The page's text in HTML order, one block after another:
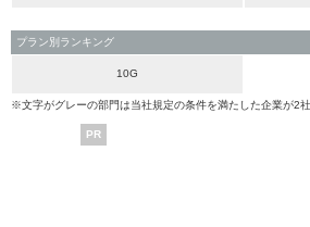
プラン別ランキング
10G
※文字がグレーの部門は当社規定の条件を満たした企業が2
PR